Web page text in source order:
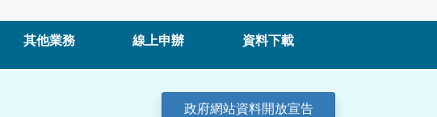
其他業務 線上申辦 資料下載
政府網站資料開放宣告